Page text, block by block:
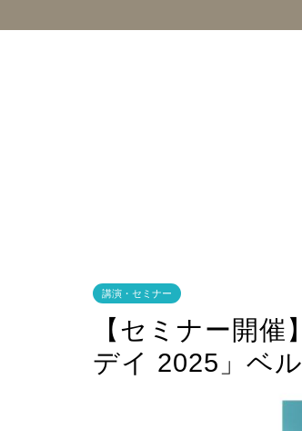
講演・セミナー
【セミナー開
デイ 2025」ベ